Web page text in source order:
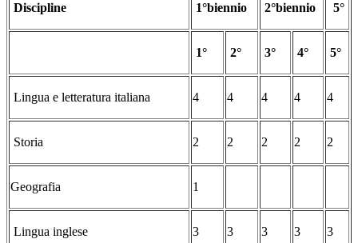
Discipline 1°biennio 2°biennio 5°
1° 2° 3° 4° 5°
Lingua e letteratura italiana 4 4 4 4 4
Storia 2 2 2 2 2
Geografia 1
Lingua inglese 3 3 3 3 3